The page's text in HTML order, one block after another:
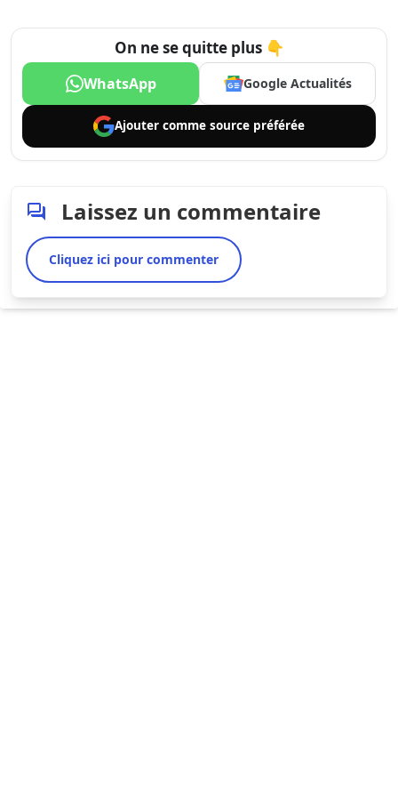
On ne se quitte plus 👇
WhatsApp Google Actualités
Ajouter comme source préférée
Laissez un commentaire
Cliquez ici pour commenter